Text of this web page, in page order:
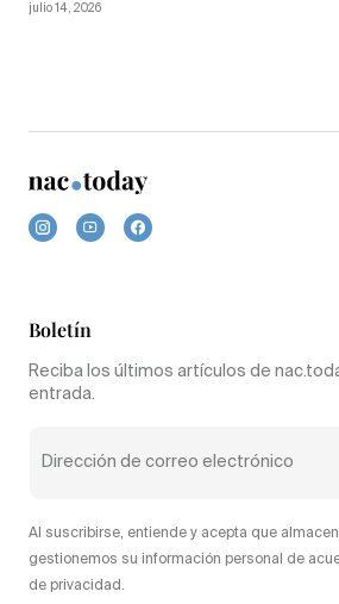
julio 14, 2026
Boletín
Reciba los últimos artículos de
entrada.
Al suscribirse, entiende y acepta que
gestionemos su información personal de
de privacidad.